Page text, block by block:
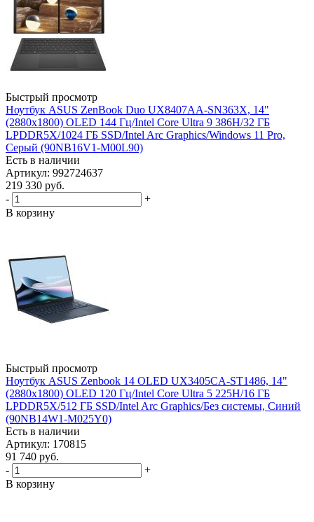
Быстрый просмотр
Ноутбук ASUS ZenBook Duo UX8407AA-SN363X, 14"
(2880x1800) OLED 144 Гц/Intel Core Ultra 9 386H/32 ГБ
LPDDR5X/1024 ГБ SSD/Intel Arc Graphics/Windows 11 Pro,
Серый (90NB16V1-M00L90)
Есть в наличии
Артикул: 992724637
219 330 руб.
-
+
В корзину
Быстрый просмотр
Ноутбук ASUS Zenbook 14 OLED UX3405CA-ST1486, 14"
(2880x1800) OLED 120 Гц/Intel Core Ultra 5 225H/16 ГБ
LPDDR5X/512 ГБ SSD/Intel Arc Graphics/Без системы, Синий
(90NB14W1-M025Y0)
Есть в наличии
Артикул: 170815
91 740 руб.
-
+
В корзину